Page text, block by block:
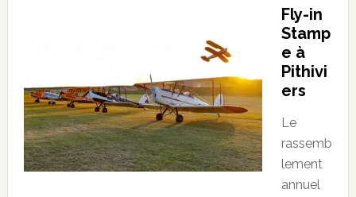
Fly-in
Stamp
e à
Pithivi
ers
Le
rassemb
lement
annuel